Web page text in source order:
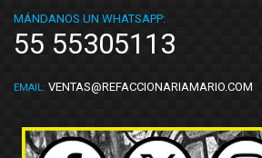
MÁNDANOS UN WHATSAPP:
55 55305113
EMAIL: VENTAS@REFACCIONARIAMARIO.COM